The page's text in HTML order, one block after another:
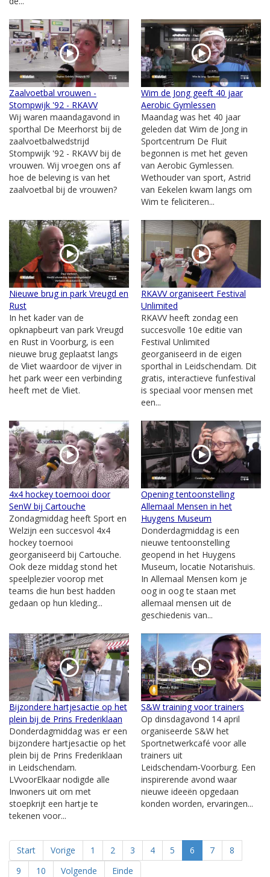
Zaalvoetbal vrouwen -
Stompwijk '92 - RKAVV
Wij waren maandagavond in
sporthal De Meerhorst bij de
zaalvoetbalwedstrijd
Stompwijk '92 - RKAVV bij de
vrouwen. Wij vroegen ons af
hoe de beleving is van het
zaalvoetbal bij de vrouwen?
Wim de Jong geeft 40 jaar
Aerobic Gymlessen
Maandag was het 40 jaar
geleden dat Wim de Jong in
Sportcentrum De Fluit
begonnen is met het geven
van Aerobic Gymlessen.
Wethouder van sport, Astrid
van Eekelen kwam langs om
Wim te feliciteren...
Nieuwe brug in park Vreugd en
Rust
In het kader van de
opknapbeurt van park Vreugd
en Rust in Voorburg, is een
nieuwe brug geplaatst langs
de Vliet waardoor de vijver in
het park weer een verbinding
heeft met de Vliet.
RKAVV organiseert Festival
Unlimited
RKAVV heeft zondag een
succesvolle 10e editie van
Festival Unlimited
georganiseerd in de eigen
sporthal in Leidschendam. Dit
gratis, interactieve funfestival
is speciaal voor mensen met
een...
4x4 hockey toernooi door
SenW bij Cartouche
Zondagmiddag heeft Sport en
Welzijn een succesvol 4x4
hockey toernooi
georganiseerd bij Cartouche.
Ook deze middag stond het
speelplezier voorop met
teams die hun best hadden
gedaan op hun kleding...
Opening tentoonstelling
Allemaal Mensen in het
Huygens Museum
Donderdagmiddag is een
nieuwe tentoonstelling
geopend in het Huygens
Museum, locatie Notarishuis.
In Allemaal Mensen kom je
oog in oog te staan met
allemaal mensen uit de
geschiedenis van...
Bijzondere hartjesactie op het
plein bij de Prins Frederiklaan
Donderdagmiddag was er een
bijzondere hartjesactie op het
plein bij de Prins Frederiklaan
in Leidschendam.
LVvoorElkaar nodigde alle
Inwoners uit om met
stoepkrijt een hartje te
tekenen voor...
S&W training voor trainers
Op dinsdagavond 14 april
organiseerde S&W het
Sportnetwerkcafé voor alle
trainers uit
Leidschendam‑Voorburg. Een
inspirerende avond waar
nieuwe ideeën opgedaan
konden worden, ervaringen...
Start Vorige 1 2 3 4 5 6 7
8
9
10 Volgende Einde